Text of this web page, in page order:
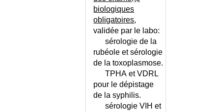
CETOSE PERIODIQUE DE
CHAMBRE IMPLANTABLE
CHARBON OU PUSTULE
CHARCOT-MARIE-TOOTH
dessus.
biologiques
obligatoires,
validée par le labo:
sérologie de la
rubéole et sérologie
de la toxoplasmose.
TPHA et VDRL
pour le dépistage
de la syphilis.
sérologie VIH et